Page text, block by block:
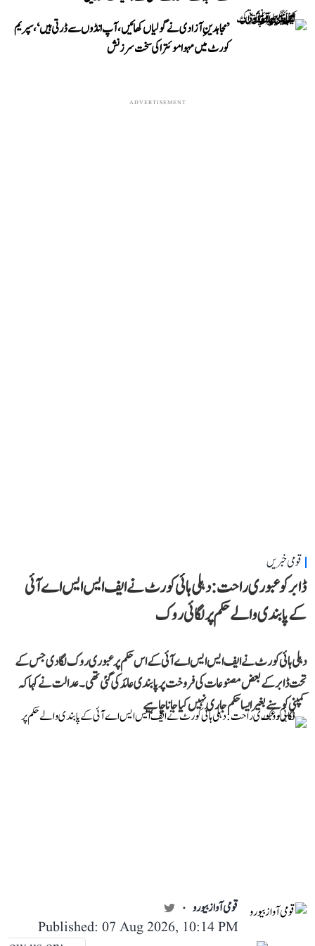
’مجاہدینِ آزادی نے گولیاں کھائیں، آپ انڈوں سے ڈرتی ہیں‘، سپریم
کورٹ میں مہوا موئترا کی سخت سرزنش
ADVERTISEMENT
قومی خبریں
ڈابر کو عبوری راحت: دہلی ہائی کورٹ نے ایف ایس ایس اے آئی
کے پابندی والے حکم پر لگائی روک
دہلی ہائی کورٹ نے ایف ایس ایس اے آئی کے اس حکم پر عبوری روک لگا دی جس کے
تحت ڈابر کے بعض مصنوعات کی فروخت پر پابندی عائد کی گئی تھی۔ عدالت نے کہا کہ
کمپنی کو سنے بغیر ایسا حکم جاری نہیں کیا جانا چاہیے
قومی آواز بیورو
Published: 07 Aug 2026, 10:14 PM